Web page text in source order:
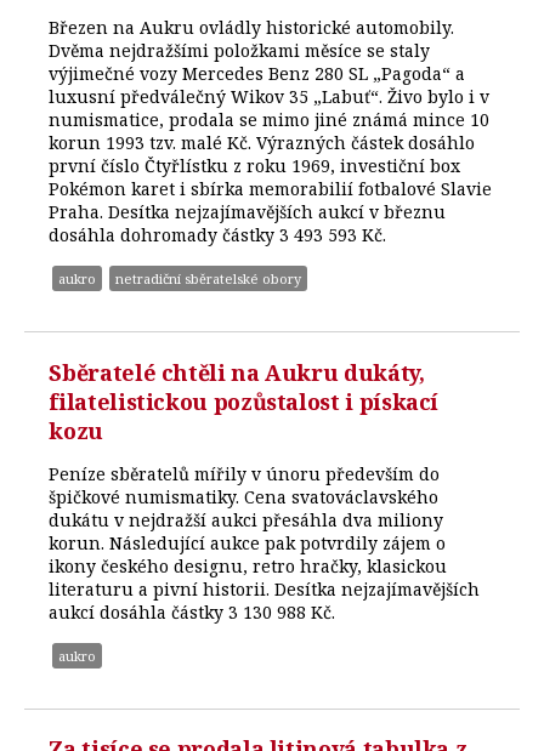
Březen na Aukru ovládly historické automobily.
Dvěma nejdražšími položkami měsíce se staly
výjimečné vozy Mercedes Benz 280 SL „Pagoda“ a
luxusní předválečný Wikov 35 „Labuť“. Živo bylo i v
numismatice, prodala se mimo jiné známá mince 10
korun 1993 tzv. malé Kč. Výrazných částek dosáhlo
první číslo Čtyřlístku z roku 1969, investiční box
Pokémon karet i sbírka memorabilií fotbalové Slavie
Praha. Desítka nejzajímavějších aukcí v březnu
dosáhla dohromady částky 3 493 593 Kč.
aukro netradiční sběratelské obory
Sběratelé chtěli na Aukru dukáty,
filatelistickou pozůstalost i pískací
kozu
Peníze sběratelů mířily v únoru především do
špičkové numismatiky. Cena svatováclavského
dukátu v nejdražší aukci přesáhla dva miliony
korun. Následující aukce pak potvrdily zájem o
ikony českého designu, retro hračky, klasickou
literaturu a pivní historii. Desítka nejzajímavějších
aukcí dosáhla částky 3 130 988 Kč.
aukro